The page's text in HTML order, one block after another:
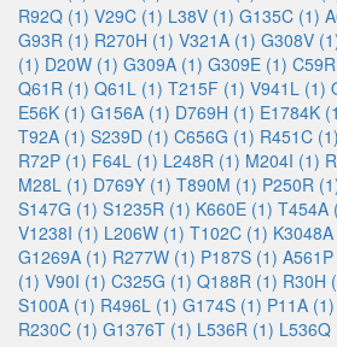
R92Q (1) V29C (1) L38V (1) G135C (1)
G93R (1) R270H (1) V321A (1) G308V
(1) D20W (1) G309A (1) G309E (1)
Q61R (1) Q61L (1) T215F (1) V941L (1)
E56K (1) G156A (1) D769H (1) E1784K
T92A (1) S239D (1) C656G (1) R451C (1)
R72P (1) F64L (1) L248R (1) M204I (1)
M28L (1) D769Y (1) T890M (1) P250R
S147G (1) S1235R (1) K660E (1) T454A
V1238I (1) L206W (1) T102C (1)
G1269A (1) R277W (1) P187S (1)
(1) V90I (1) C325G (1) Q188R (1) R30H
S100A (1) R496L (1) G174S (1) P11A (1)
R230C (1) G1376T (1) L536R (1) L536Q